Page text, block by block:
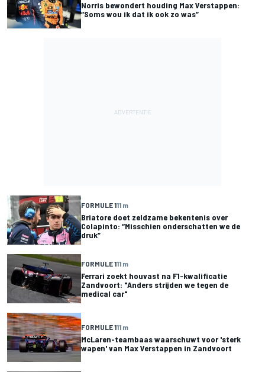
Norris bewondert houding Max Verstappen:
“Soms wou ik dat ik ook zo was”
FORMULE 111 m
Briatore doet zeldzame bekentenis over
Colapinto: “Misschien onderschatten we de
druk”
FORMULE 111 m
Ferrari zoekt houvast na F1-kwalificatie
Zandvoort: "Anders strijden we tegen de
medical car"
FORMULE 111 m
McLaren-teambaas waarschuwt voor 'sterk
wapen' van Max Verstappen in Zandvoort